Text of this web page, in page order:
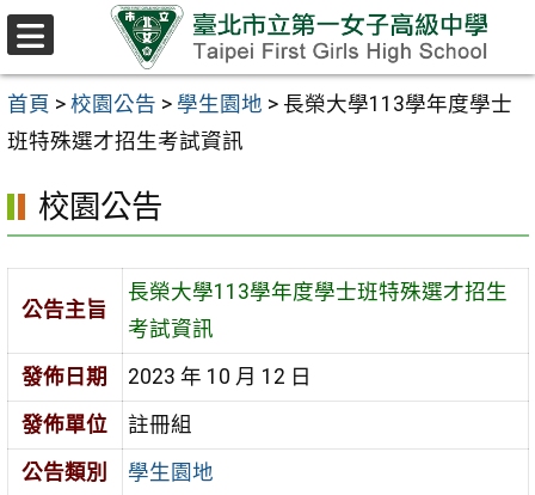
跳至主要內容區
首頁 > 校園公告 > 學生園地 > 長榮大學113學年度學士
班特殊選才招生考試資訊
校園公告
公告主旨
長榮大學113學年度學士班特殊選才招生
考試資訊
發佈日期
2023 年 10 月 12 日
發佈單位
註冊組
公告類別
學生園地
選
單